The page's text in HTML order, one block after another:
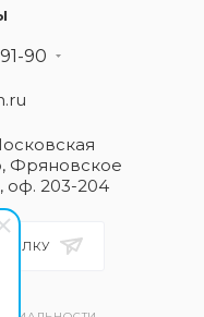
90
Фряновское
оф. 203-204